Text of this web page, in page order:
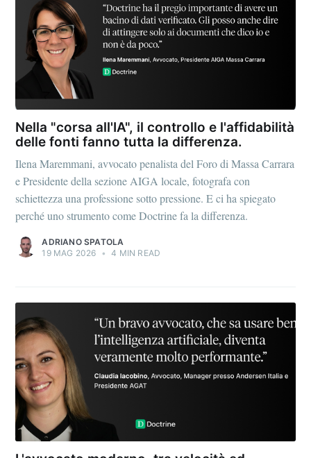
Nella "corsa all'IA", il controllo e l'affidabilità
delle fonti fanno tutta la differenza.
Ilena Maremmani, avvocato penalista del Foro di Massa Carrara
e Presidente della sezione AIGA locale, fotografa con
schiettezza una professione sotto pressione. E ci ha spiegato
perché uno strumento come Doctrine fa la differenza.
ADRIANO SPATOLA
19 MAG 2026 • 4 MIN READ